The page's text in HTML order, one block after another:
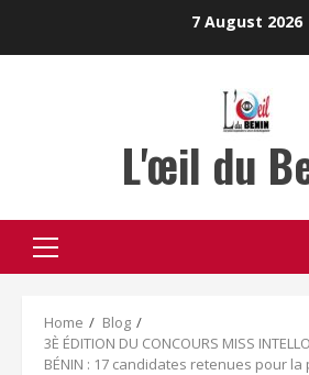
7 August 2026
L'œil du
Primary
Menu
Home
Blog
3È ÉDITION DU CONCOURS MISS
BÉNIN : 17 candidates retenues pour